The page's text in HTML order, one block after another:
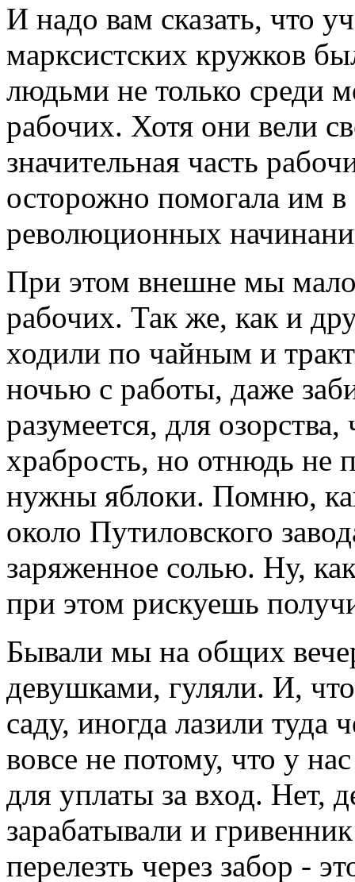
И надо вам сказать, что
марксистских кружков
людьми не только среди
рабочих. Хотя они вели
значительная часть
осторожно помогала им
революционных
При этом внешне мы
рабочих. Так же, как и
ходили по чайным и
ночью с работы, даже
разумеется, для
храбрость, но отнюдь не
нужны яблоки. Помню,
около Путиловского
заряженное солью. Ну,
при этом рискуешь
Бывали мы на общих
девушками, гуляли. И,
саду, иногда лазили туда
вовсе не потому, что у
для уплаты за вход. Нет,
зарабатывали и
перелезть через забор -